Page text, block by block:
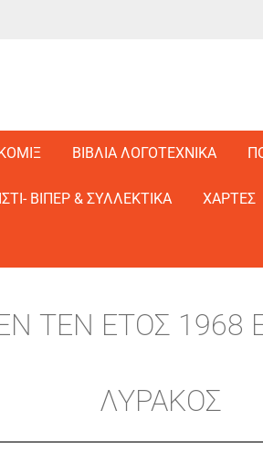
ΒΙΒΛΙΑ ΛΟΓΟΤΕΧΝΙΚΑ
ΒΙΠΕΡ & ΣΥΛΛΕΚΤΙΚΑ ΧΑΡΤΕΣ
ΤΕΝ ΕΤΟΣ 1968
ΛΥΡΑΚΟΣ